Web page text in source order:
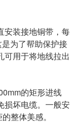
装接地铜带，每
为了帮助保护接
可用于将地线拉出
的矩形进线
损坏电缆。一般安
整体美感。